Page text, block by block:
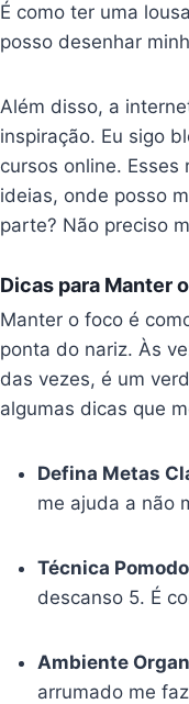
É como ter uma
posso desenhar
Além disso, a
inspiração. Eu sigo
cursos online.
ideias, onde posso
parte? Não preciso
Dicas para Manter
Manter o foco é
ponta do nariz. Às
das vezes, é um
algumas dicas que
Defina Metas
me ajuda a não
Técnica
descanso 5. É
Ambiente
arrumado me